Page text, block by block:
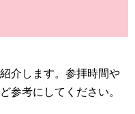
介します。参拝時間や
参考にしてください。